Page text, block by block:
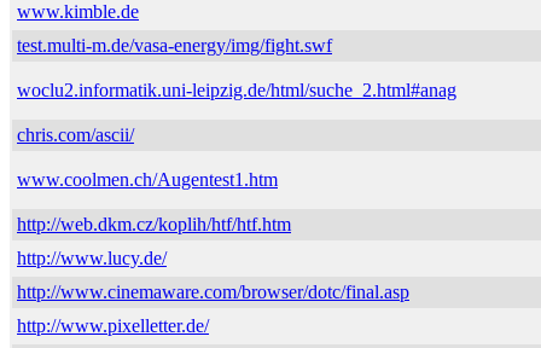
www.kimble.de
test.multi-m.de/vasa-energy/img/fight.swf
woclu2.informatik.uni-leipzig.de/html/suche_2.html#anag
chris.com/ascii/
www.coolmen.ch/Augentest1.htm
http://web.dkm.cz/koplih/htf/htf.htm
http://www.lucy.de/
http://www.cinemaware.com/browser/dotc/final.asp
http://www.pixelletter.de/